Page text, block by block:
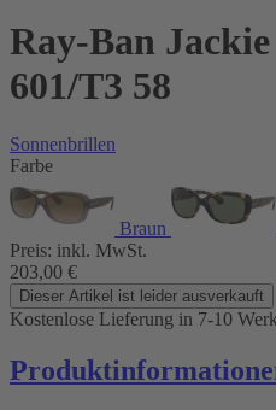
Ray-Ban
601/T3 58
Sonnenbrillen
Farbe
Braun
Preis: inkl. MwSt.
203,00 €
Dieser Artikel ist leider ausverkauft
Kostenlose Lieferung in 7-10